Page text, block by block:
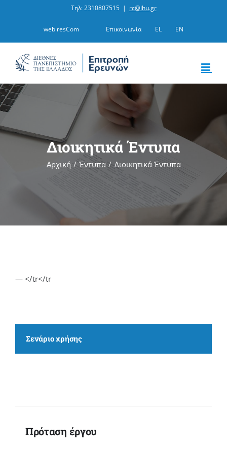
Τηλ: 2310807515 | rc@ihu.gr
web resCom Επικοινωνία EL EN
Διοικητικά Έντυπα
Αρχική Έντυπα Διοικητικά Έντυπα
— </tr</tr
Σενάριο χρήσης
Πρόταση έργου